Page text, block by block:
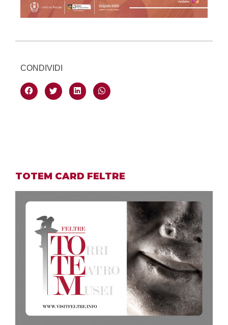
CONDIVIDI
TOTEM CARD FELTRE